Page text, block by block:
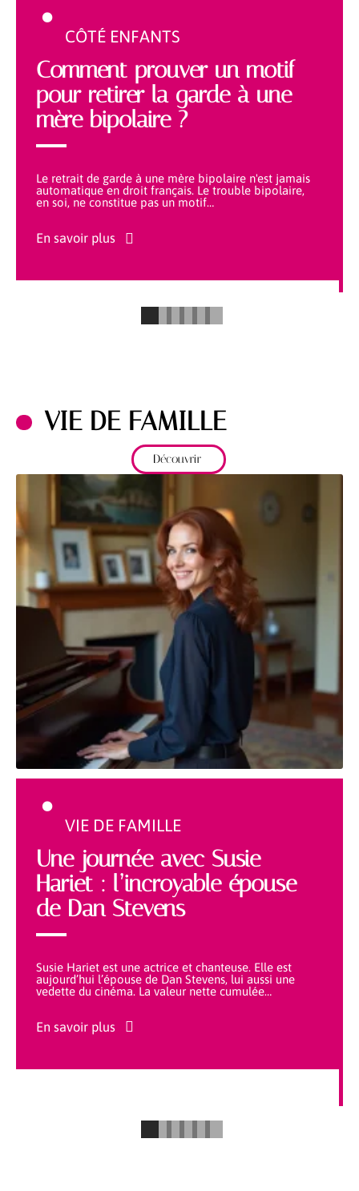
CÔTÉ ENFANTS
Comment prouver un motif
pour retirer la garde à une
mère bipolaire ?
Le retrait de garde à une mère bipolaire n'est jamais
automatique en droit français. Le trouble bipolaire,
en soi, ne constitue pas un motif…
En savoir plus
VIE DE FAMILLE
Découvrir
VIE DE FAMILLE
Une journée avec Susie
Hariet : l’incroyable épouse
de Dan Stevens
Susie Hariet est une actrice et chanteuse. Elle est
aujourd’hui l’épouse de Dan Stevens, lui aussi une
vedette du cinéma. La valeur nette cumulée…
En savoir plus